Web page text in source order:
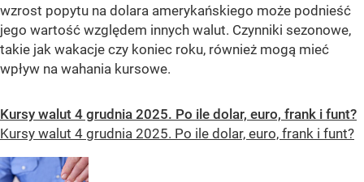
wzrost popytu na dolara amerykańskiego może podnieść
jego wartość względem innych walut. Czynniki sezonowe,
takie jak wakacje czy koniec roku, również mogą mieć
wpływ na wahania kursowe.
Kursy walut 4 grudnia 2025. Po ile dolar, euro, frank i funt?
Kursy walut 4 grudnia 2025. Po ile dolar, euro, frank i funt?